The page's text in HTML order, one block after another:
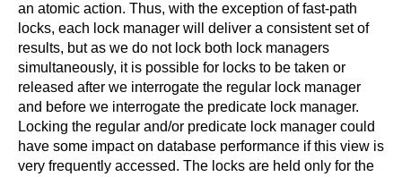
an atomic action. Thus, with the exception of fast-path
locks, each lock manager will deliver a consistent set of
results, but as we do not lock both lock managers
simultaneously, it is possible for locks to be taken or
released after we interrogate the regular lock manager
and before we interrogate the predicate lock manager.
Locking the regular and/or predicate lock manager could
have some impact on database performance if this view is
very frequently accessed. The locks are held only for the